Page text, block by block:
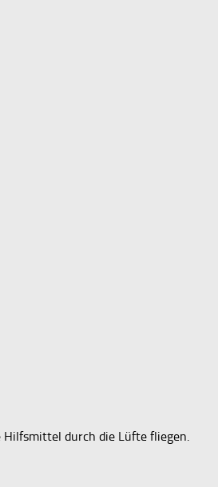
durch die Lüfte fliegen.